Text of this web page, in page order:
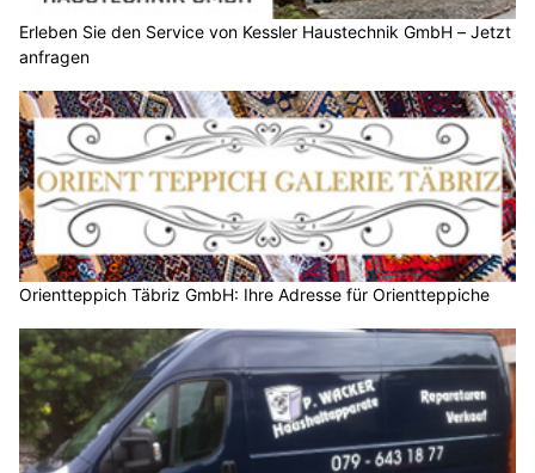
Erleben Sie den Service von Kessler Haustechnik GmbH – Jetzt
anfragen
Orientteppich Täbriz GmbH: Ihre Adresse für Orientteppiche